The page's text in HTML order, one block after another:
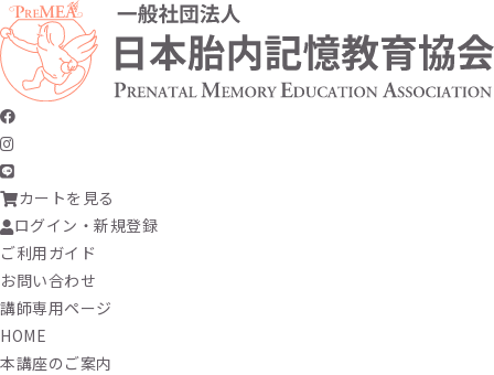
カートを見る
ログイン・新規登録
ご利用ガイド
お問い合わせ
講師専用ページ
HOME
本講座のご案内